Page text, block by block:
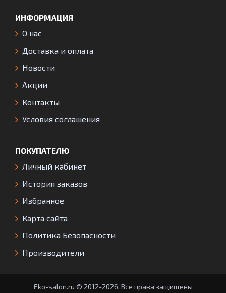
ИНФОРМАЦИЯ
О нас
Доставка и оплата
Новости
Акции
Контакты
Условия соглашения
ПОКУПАТЕЛЮ
Личный кабинет
История заказов
Избранное
Карта сайта
Политика Безопасности
Производители
Eko-salon.ru © 2012-2026, Все права защищены